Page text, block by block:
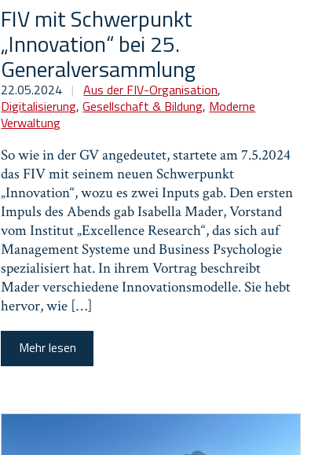
FIV mit Schwerpunkt
„Innovation“ bei 25.
Generalversammlung
22.05.2024 | Aus der FIV-Organisation,
Digitalisierung,Gesellschaft & Bildung, Moderne
Verwaltung
So wie in der GV angedeutet, startete am 7.5.2024
das FIV mit seinem neuen Schwerpunkt
„Innovation“, wozu es zwei Inputs gab. Den ersten
Impuls des Abends gab Isabella Mader, Vorstand
vom Institut „Excellence Research“, das sich auf
Management Systeme und Business Psychologie
spezialisiert hat. In ihrem Vortrag beschreibt
Mader verschiedene Innovationsmodelle. Sie hebt
hervor, wie […]
Mehr lesen